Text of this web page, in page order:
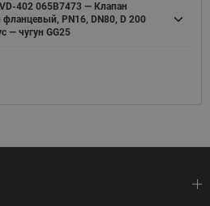
402 065B7473 — Клапан
PN16, DN80, D 200
— чугун GG25